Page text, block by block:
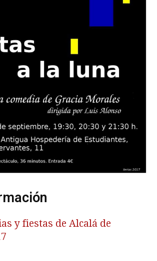
y fiestas de Alcalá de